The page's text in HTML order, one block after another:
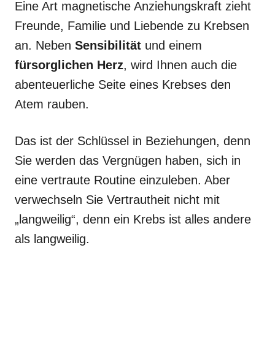
Eine Art magnetische Anziehungskraft zieht
Freunde, Familie und Liebende zu Krebsen
an. Neben Sensibilität und einem
fürsorglichen Herz, wird Ihnen auch die
abenteuerliche Seite eines Krebses den
Atem rauben.
Das ist der Schlüssel in Beziehungen, denn
Sie werden das Vergnügen haben, sich in
eine vertraute Routine einzuleben. Aber
verwechseln Sie Vertrautheit nicht mit
„langweilig“, denn ein Krebs ist alles andere
als langweilig.